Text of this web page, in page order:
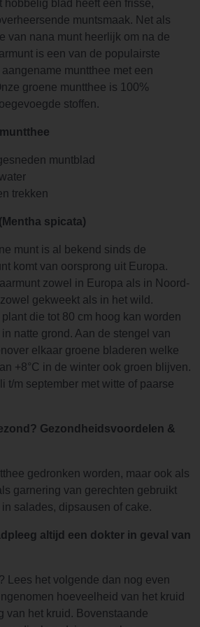
hobbelig blad heeft een frisse,
muntsmaak. Net als
van nana munt heerlijk om na de
is een van de populairste
muntthee met een
groene muntthee is 100%
stoffen.
muntblad
trekken
spicata)
munt is al bekend sinds de
komt van oorsprong uit Europa.
zowel in Europa als in Noord-
gekweekt als in het wild.
die tot 80 cm hoog kan worden
natte grond. Aan de stengel van
elkaar groene bladeren welke
+8°C in de winter ook groen blijven.
t/m september met witte of paarse
Gezondheidsvoordelen &
gedronken worden, maar ook als
garnering van gerechten gebruikt
salades, dipsausen of cake.
altijd een dokter in geval van
Lees het volgende dan nog even
hoeveelheid van het kruid
van het kruid. Bovenstaande